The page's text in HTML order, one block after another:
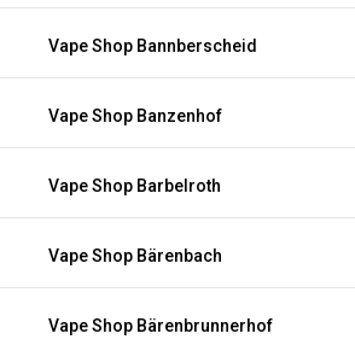
Vape Shop Bannberscheid
Vape Shop Banzenhof
Vape Shop Barbelroth
Vape Shop Bärenbach
Vape Shop Bärenbrunnerhof